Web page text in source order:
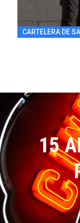
CARTELERA DE
15